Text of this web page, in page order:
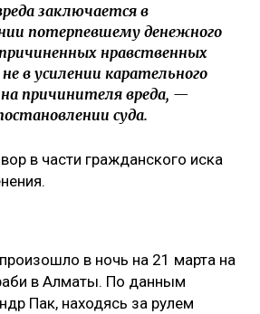
заключается в
потерпевшему денежного
нравственных
в усилении карательного
причинителя вреда, —
суда.
в части гражданского иска
в ночь на 21 марта на
в Алматы. По данным
Пак, находясь за рулем